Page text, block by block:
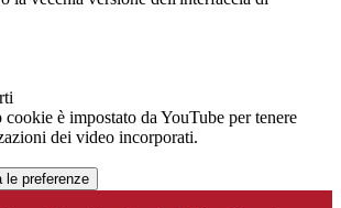
cookie è impostato da YouTube per tenere
dei video incorporati.
le preferenze